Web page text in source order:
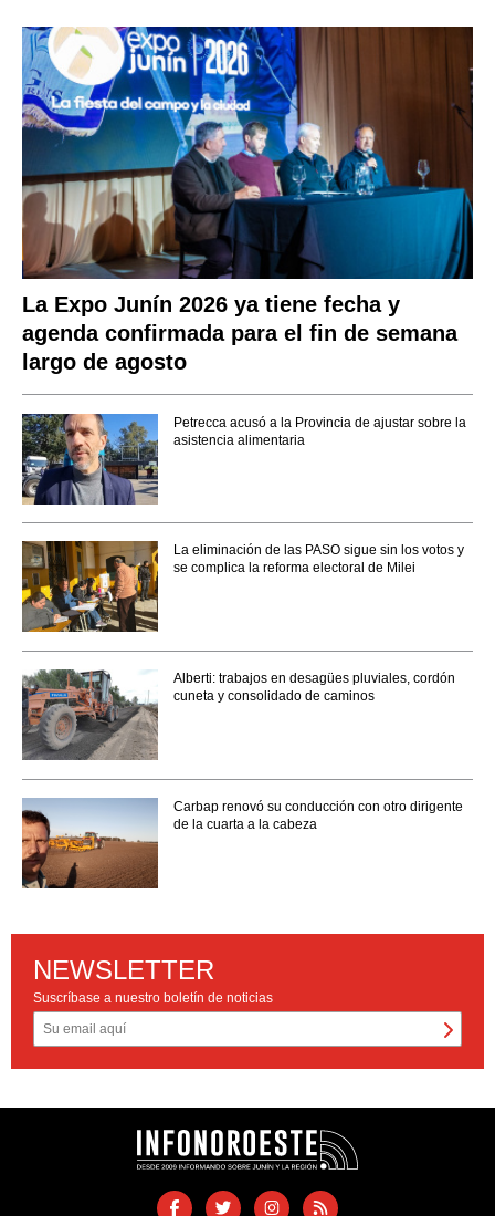
La Expo Junín 2026 ya tiene fecha y
agenda confirmada para el fin de semana
largo de agosto
Petrecca acusó a la Provincia de ajustar sobre la
asistencia alimentaria
La eliminación de las PASO sigue sin los votos y
se complica la reforma electoral de Milei
Alberti: trabajos en desagües pluviales, cordón
cuneta y consolidado de caminos
Carbap renovó su conducción con otro dirigente
de la cuarta a la cabeza
NEWSLETTER
Suscríbase a nuestro boletín de noticias